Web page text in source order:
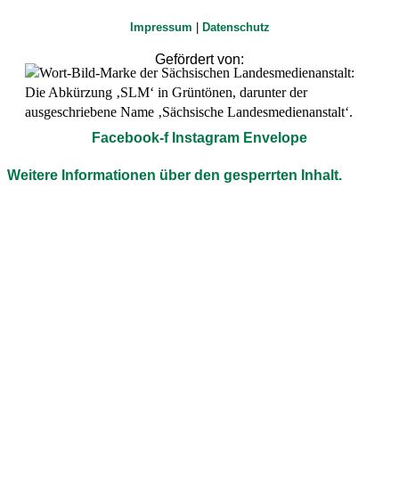
Impressum Datenschutz
Gefördert von:
Facebook-f Instagram Envelope
Weitere Informationen über den gesperrten Inhalt.